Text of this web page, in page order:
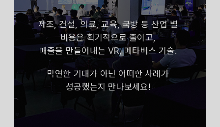
제조, 건설, 의료, 교육, 국방 등 산업 별
비용은 획기적으로 줄이고,
매출을 만들어내는 VR, 메타버스 기술.
막연한 기대가 아닌 어떠한 사례가
성공했는지 만나보세요!